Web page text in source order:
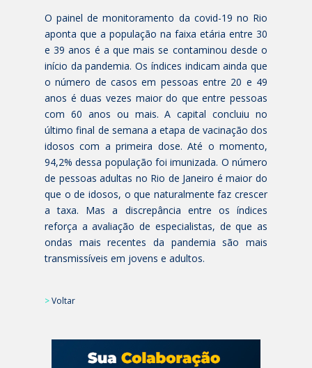
O painel de monitoramento da covid-19 no Rio
aponta que a população na faixa etária entre 30
e 39 anos é a que mais se contaminou desde o
início da pandemia. Os índices indicam ainda que
o número de casos em pessoas entre 20 e 49
anos é duas vezes maior do que entre pessoas
com 60 anos ou mais. A capital concluiu no
último final de semana a etapa de vacinação dos
idosos com a primeira dose. Até o momento,
94,2% dessa população foi imunizada. O número
de pessoas adultas no Rio de Janeiro é maior do
que o de idosos, o que naturalmente faz crescer
a taxa. Mas a discrepância entre os índices
reforça a avaliação de especialistas, de que as
ondas mais recentes da pandemia são mais
transmissíveis em jovens e adultos.
>Voltar